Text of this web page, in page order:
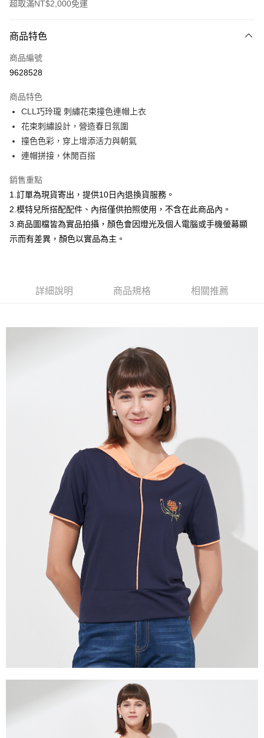
超取滿NT$2,000免運
信用卡一次付款
信用卡分期付款
合作金庫商業銀行
華南商業銀行
彰化商業銀行
上海商業儲蓄銀行
國泰世華商業銀行
臺灣中小企業銀行
聯邦商業銀行
元大商業銀行
永豐商業銀行
台新國際商業銀行
中國信託商業銀行
台灣樂天信用卡公司
超商取貨付款
LINE Pay
Apple Pay
悠遊付
Google Pay
大哥付你分期
2.付款方式選擇「大哥付你分期」，訂單成立後會自動跳轉到大哥付的交易
流程，驗證手機門號後，選擇欲分期的期數、繳款截止日，確認付款後即完
4.訂單成立30分鐘內，如未前往確認交易或遇審核未通過，訂單將自動取
1.分期款項不併入電信帳單，「大哥付你分期」於每月結算日後寄送繳費提
2.透過簡訊連結打開帳單後，可選擇「超商條碼／台灣大直營門市／銀行轉
帳／街口支付／iPASS MONEY」等通路繳費。
1.本服務係由「台灣大哥大股份有限公司」（以下簡稱本公司）所提供，讓
用戶於交易時，得透過本服務購買商品或服務，並由商店將買賣／分期付款
買賣價金債權讓與本公司後，依約使用本公司帳單繳交帳款。
2.基於同意付款使用「大哥付你分期」之契約關係目的，商店將以您的個人
資料（包含姓名、電話或地址）提供予台灣大哥大進項蒐集、處理及利用，
由本公司與您本人進行分期帳單所需資料之確認、核對及更正。
3.完整用戶服務條款，請詳閱以下連結： https://oppay.tw/userRule
相關說明
３．安心：先確認商品／服務後，再付款。
【「AFTEE先享後付」結帳流程】
１．於結帳方式選擇「AFTEE先享後付」後，將跳轉至「AFTEE先享後付」
結帳頁面，進行簡訊認證並確認金額後，即可完成結帳。
２．訂單成立數日內，您將收到繳費通知簡訊。
３．收到繳費通知簡訊後14天內，點擊此簡訊中的連結，可透過四大超商／
ATM／網路銀行／等多元方式進行付款，方視為交易完成。
※ 請注意：結帳手續完成當下不需立刻繳費，但若您需要取消訂單，請聯絡
購買商品的店家。未經商家同意取消之訂單仍視為有效，需透過AFTEE先享
後付繳納相關費用。
※ 交易是否成功請以「AFTEE先享後付 」之結帳頁面顯示為準，若有關於
是否繳費成功／繳費後需取消欲退款等相關疑問，請聯繫「AFTEE先享後付
客戶支援中心」
https://netprotections.freshdesk.com/support/home
【注意事項】
１．透過由恩沛科技股份有限公司提供之「AFTEE先享後付」服務完成之交
易，需依本服務之必要範圍內提供個人資料，並將交易相關給付款項請求債
權轉讓予恩沛科技股份有限公司。
２．關於個人資料處理事宜，請瀏覽以下網址：
https://aftee.tw/terms/#terms3
３．未成年的使用者請事先徵得法定代理人或監護人之同意方可使用
「AFTEE先享後付」，若未經同意申辦者引起之損失，本公司不負相關責
４．使用「AFTEE先享後付」時，將依據個別帳號之用戶狀況，依本公司即
時審查核予不同之上限額度；若仍有額度不足之情形，本公司將視審查結果
請求用戶進行身份認證。
５．嚴禁一人註冊多個帳號或使用他人資訊註冊。若發現惡意使用之情形，
恩沛科技股份有限公司將有權停止該用戶之使用額度並採取法律行動。
每筆NT$120，滿NT$2,000(含以上)免運費
每筆NT$120，滿NT$2,000(含以上)免運費
每筆NT$120，滿NT$2,000(含以上)免運費
商品特色
商品編號
9628528
商品特色
CLL巧玲瓏 刺繡花束撞色連帽上衣
花束刺繡設計，營造春日氛圍
撞色色彩，穿上增添活力與朝氣
連帽拼接，休閒百搭
銷售重點
1.訂單為現貨寄出，提供10日內退換貨服務。
2.模特兒所搭配配件、內搭僅供拍照使用，不含在此商品內。
3.商品圖檔皆為實品拍攝，顏色會因燈光及個人電腦或手機螢幕顯
示而有差異，顏色以實品為主。
詳細說明 商品規格 相關推薦